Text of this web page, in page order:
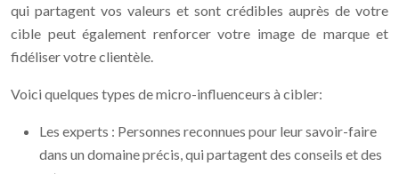
qui partagent vos valeurs et sont crédibles auprès de votre
cible peut également renforcer votre image de marque et
fidéliser votre clientèle.
Voici quelques types de micro-influenceurs à cibler:
Les experts : Personnes reconnues pour leur savoir-faire
dans un domaine précis, qui partagent des conseils et des